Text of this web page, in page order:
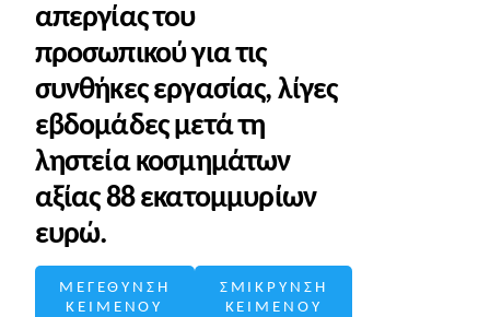
απεργίας του
προσωπικού για τις
συνθήκες εργασίας, λίγες
εβδομάδες μετά τη
ληστεία κοσμημάτων
αξίας 88 εκατομμυρίων
ευρώ.
ΜΕΓΕΘΥΝΣΗ
ΚΕΙΜΕΝΟΥ
ΣΜΙΚΡΥΝΣΗ
ΚΕΙΜΕΝΟΥ